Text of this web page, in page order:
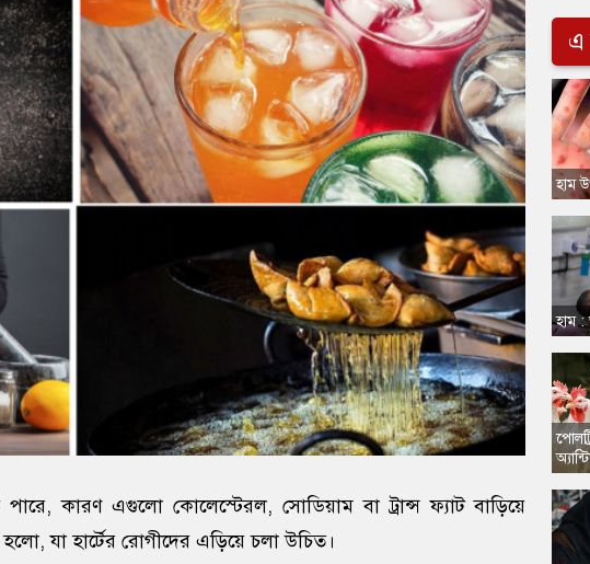
কারণ এগুলো কোলেস্টেরল, সোডিয়াম বা ট্রান্স ফ্যাট বাড়িয়ে
যা হার্টের রোগীদের এড়িয়ে চলা উচিত।
এ
​হাম
​হাম